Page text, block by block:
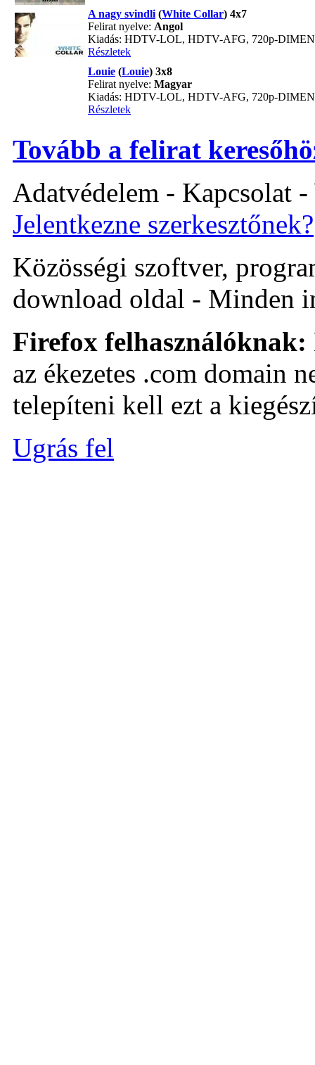
A nagy svindli (White Collar) 4x7
Felirat nyelve: Angol
Kiadás: HDTV-LOL, HDTV-AFG, 720p-
Részletek
Louie (Louie) 3x8
Felirat nyelve: Magyar
Kiadás: HDTV-LOL, HDTV-AFG, 720p-
Részletek
Tovább a felirat
Adatvédelem - Kapcsolat
Jelentkezne szerkesztőnek?
Közösségi szoftver,
download oldal - Minden
Firefox felhasználóknak:
az ékezetes .com domain
telepíteni kell ezt a
Ugrás fel